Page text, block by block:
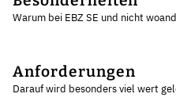
Warum bei EBZ SE und nicht
Anforderungen
Darauf wird besonders viel wert